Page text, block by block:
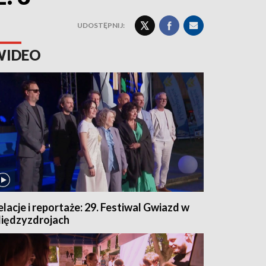
UDOSTĘPNIJ:
i reportaże: 29. Festiwal Gwiazd w